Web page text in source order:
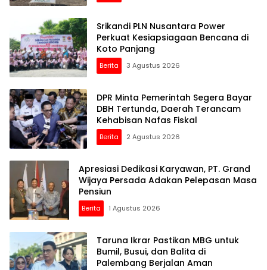
Srikandi PLN Nusantara Power
Perkuat Kesiapsiagaan Bencana di
Koto Panjang
Berita 3 Agustus 2026
DPR Minta Pemerintah Segera Bayar
DBH Tertunda, Daerah Terancam
Kehabisan Nafas Fiskal
Berita 2 Agustus 2026
Apresiasi Dedikasi Karyawan, PT. Grand
Wijaya Persada Adakan Pelepasan Masa
Pensiun
Berita 1 Agustus 2026
Taruna Ikrar Pastikan MBG untuk
Bumil, Busui, dan Balita di
Palembang Berjalan Aman